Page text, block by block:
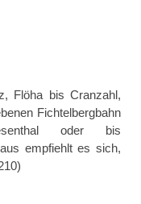
Flöha bis Cranzahl,
Fichtelbergbahn
oder bis
empfiehlt es sich,